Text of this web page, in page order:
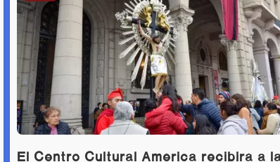
El Centro Cultural América recibirá a